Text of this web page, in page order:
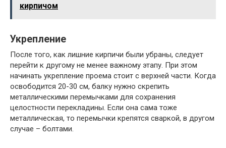
кирпичом
Укрепление
После того, как лишние кирпичи были убраны, следует
перейти к другому не менее важному этапу. При этом
начинать укрепление проема стоит с верхней части. Когда
освободится 20-30 см, балку нужно скрепить
металлическими перемычками для сохранения
целостности перекладины. Если она сама тоже
металлическая, то перемычки крепятся сваркой, в другом
случае – болтами.